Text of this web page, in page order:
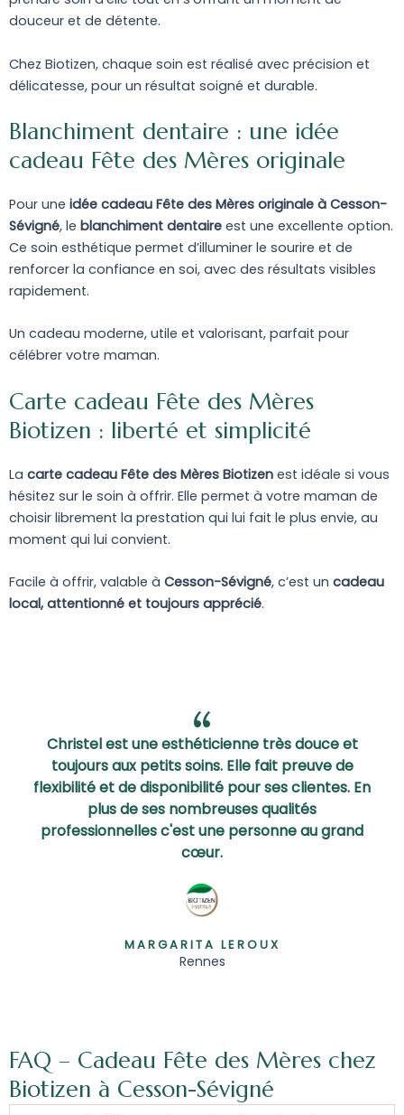
douceur et de détente.
Chez Biotizen, chaque soin est réalisé avec précision et
délicatesse, pour un résultat soigné et durable.
Blanchiment dentaire : une idée
cadeau Fête des Mères originale
Pour une idée cadeau Fête des Mères originale à Cesson-
Sévigné, le blanchiment dentaire est une excellente option.
Ce soin esthétique permet d’illuminer le sourire et de
renforcer la confiance en soi, avec des résultats visibles
rapidement.
Un cadeau moderne, utile et valorisant, parfait pour
célébrer votre maman.
Carte cadeau Fête des Mères
Biotizen : liberté et simplicité
La carte cadeau Fête des Mères Biotizen est idéale si vous
hésitez sur le soin à offrir. Elle permet à votre maman de
choisir librement la prestation qui lui fait le plus envie, au
moment qui lui convient.
Facile à offrir, valable à Cesson-Sévigné, c’est un cadeau
local, attentionné et toujours apprécié.
Christel est une esthéticienne très douce et
toujours aux petits soins. Elle fait preuve de
flexibilité et de disponibilité pour ses clientes. En
plus de ses nombreuses qualités
professionnelles c'est une personne au grand
cœur.
MARGARITA LEROUX
Rennes
FAQ – Cadeau Fête des Mères chez
Biotizen à Cesson-Sévigné